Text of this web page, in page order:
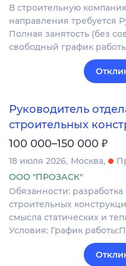
В строительную
направления требуется
Полная занятость (без
свободный график
Руководитель
строительных
100 000–150 000 ₽
18 июля 2026 Москва
ООО "ПРОЗАСК"
Обязанности: разработка
строительных
смысла статических и
Условия: График